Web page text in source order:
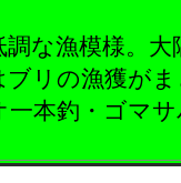
な漁模様。大
ブリの漁獲が
本釣・ゴマ